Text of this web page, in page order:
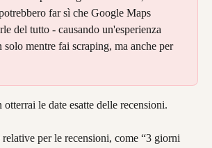
far sì che Google Maps
del tutto - causando un'esperienza
mentre fai scraping, ma anche per
le date esatte delle recensioni.
per le recensioni, come “3 giorni